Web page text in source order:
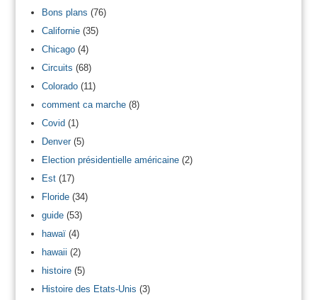
Bons plans (76)
Californie(35)
Chicago(4)
Circuits (68)
Colorado(11)
comment ca marche(8)
Covid (1)
Denver(5)
Election présidentielle américaine(2)
Est(17)
Floride(34)
guide(53)
hawaï(4)
hawaii (2)
histoire(5)
Histoire des Etats-Unis (3)